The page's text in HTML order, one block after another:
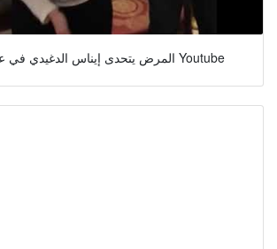
المرض يتحدى إيناس الدغيدي في عيد ميلاد يسرا Youtube